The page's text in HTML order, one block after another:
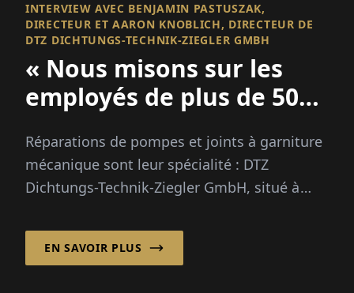
INTERVIEW AVEC BENJAMIN PASTUSZAK,
DIRECTEUR ET AARON KNOBLICH, DIRECTEUR DE
DTZ DICHTUNGS-TECHNIK-ZIEGLER GMBH
« Nous misons sur les
employés de plus de 50
Réparations de pompes et joints à garniture
mécanique sont leur spécialité : DTZ
Dichtungs-Technik-Ziegler GmbH, situé à
EN SAVOIR PLUS